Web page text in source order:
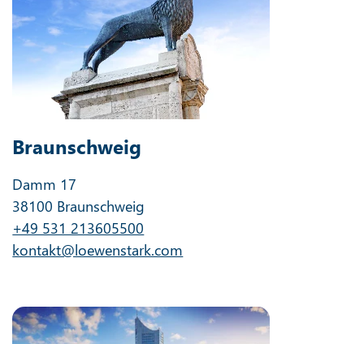
Braunschweig
Damm 17
38100 Braunschweig
+49 531 213605500
kontakt@loewenstark.com